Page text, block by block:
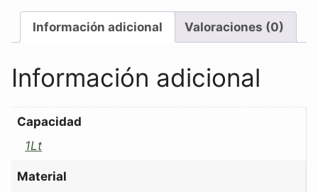
Información adicional Valoraciones (0)
Información adicional
Capacidad
1Lt
Material